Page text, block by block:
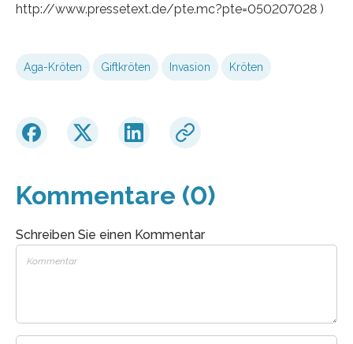
http://www.pressetext.de/pte.mc?pte=050207028 )
Aga-Kröten Giftkröten Invasion Kröten
Kommentare (0)
Schreiben Sie einen Kommentar